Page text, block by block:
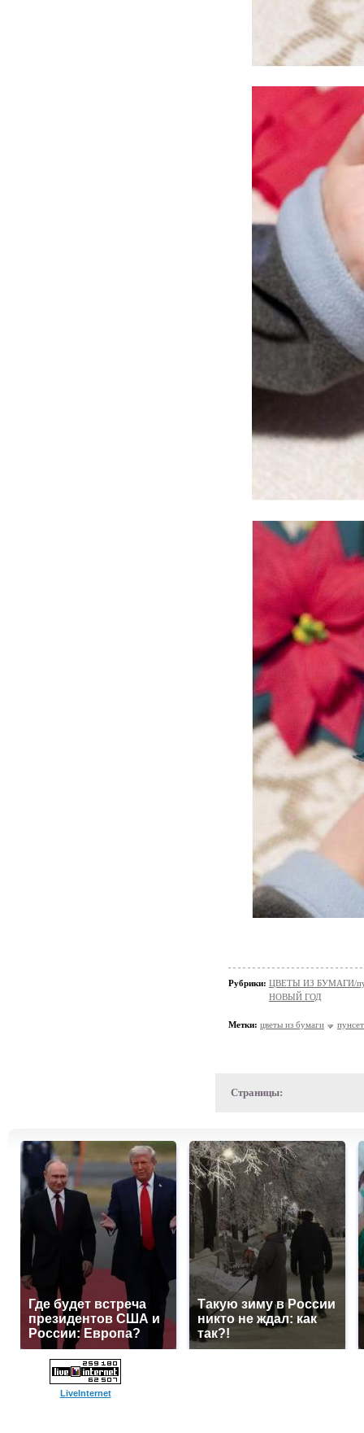
Рубрики: ЦВЕТЫ ИЗ БУМАГИ/
НОВЫЙ ГОД
Метки: цветы из бумаги
Страницы:
Где будет встреча
президентов США и
России: Европа?
Такую зиму в России
никто не ждал: как
так?!
LiveInternet